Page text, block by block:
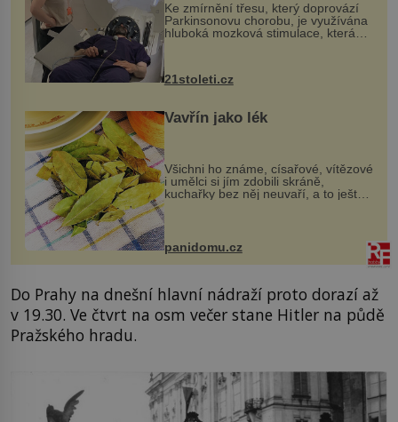
Ke zmírnění třesu, který doprovází
Parkinsonovu chorobu, je využívána
hluboká mozková stimulace, která
však vyžaduje vysoce invazivní
k dostatečně přesnému zacílení ...
21stoleti.cz
Vavřín jako lék
Všichni ho známe, císařové, vítězové
i umělci si jím zdobili skráně,
kuchařky bez něj neuvaří, a to ještě
nevíte, že bobkový list může výrazně
zmírnit některé naše neduhy.
Obsahuje v malém množství ně...
panidomu.cz
Do Prahy na dnešní hlavní nádraží proto dorazí až
v 19.30. Ve čtvrt na osm večer stane Hitler na půdě
Pražského hradu.